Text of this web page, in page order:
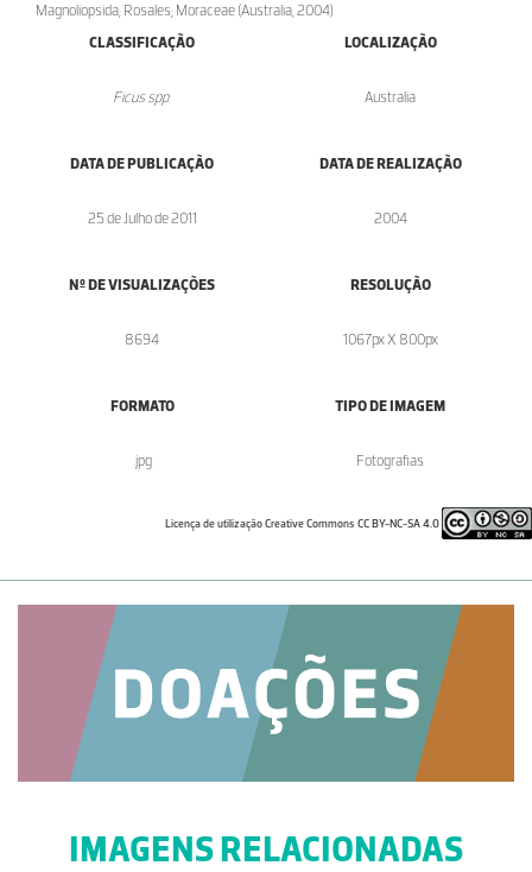
Magnoliopsida; Rosales; Moraceae (Australia, 2004)
CLASSIFICAÇÃO
Ficus spp.
LOCALIZAÇÃO
Australia
DATA DE PUBLICAÇÃO
25 de Julho de 2011
DATA DE REALIZAÇÃO
2004
Nº DE VISUALIZAÇÕES
8694
RESOLUÇÃO
1067px X 800px
FORMATO
.jpg
TIPO DE IMAGEM
Fotografias
Licença de utilização Creative Commons CC BY-NC-SA 4.0
IMAGENS RELACIONADAS